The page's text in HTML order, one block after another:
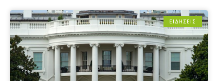
ΕΙΔΗΣΕΙΣ